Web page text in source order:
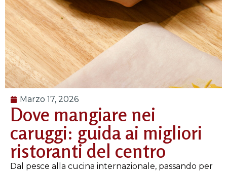
Marzo 17, 2026
Dove mangiare nei
caruggi: guida ai migliori
ristoranti del centro
Dal pesce alla cucina internazionale, passando per